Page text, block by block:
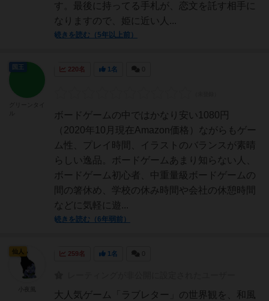
す。最後に持ってる手札が、恋文を託す相手に
なりますので、姫に近い人...
続きを読む（5年以上前）
220名 1名
ボードゲームの中ではかなり安い1080円
（2020年10月現在Amazon価格）ながらもゲー
ム性、プレイ時間、イラストのバランスが素晴
らしい逸品。ボードゲームあまり知らない人、
ボードゲーム初心者、中重量級ボードゲームの
間の箸休め、学校の休み時間や会社の休憩時間
などに気軽に遊...
続きを読む（6年弱前）
国王
259名 1名
大人気ゲーム「ラブレター」の世界観を、和風
仙人